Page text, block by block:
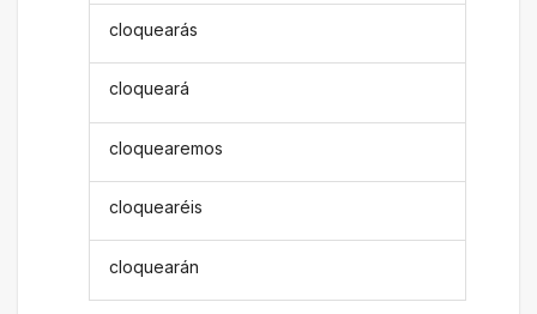
cloquearás
cloqueará
cloquearemos
cloquearéis
cloquearán